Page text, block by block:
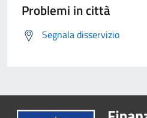
Problemi in città
Segnala disservizio